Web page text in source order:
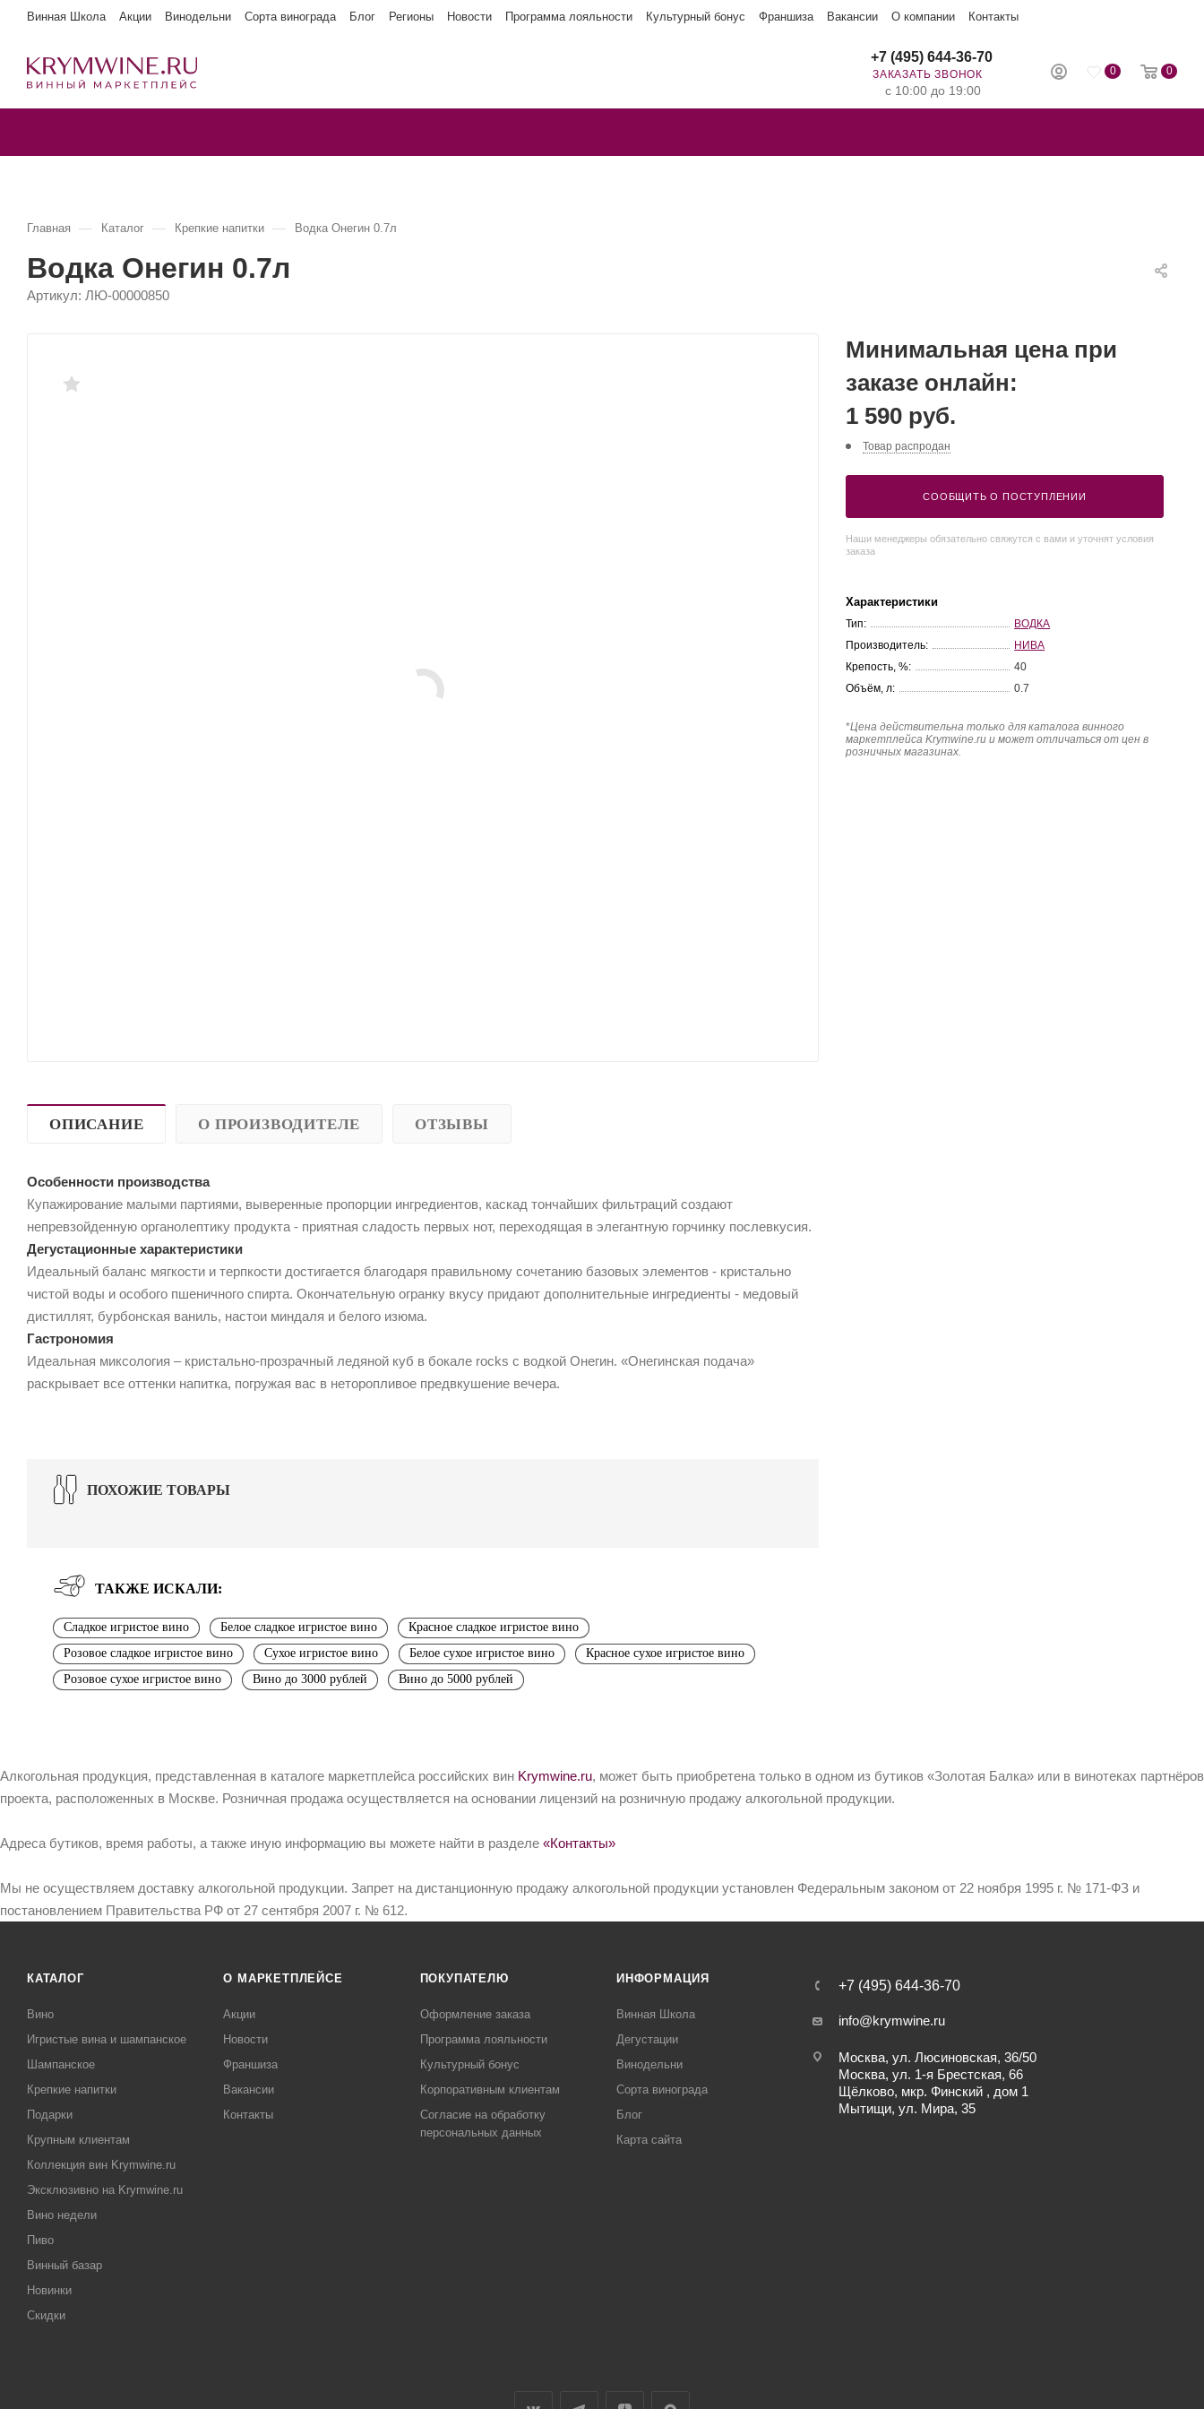
Винная Школа Акции Винодельни Сорта винограда Блог Регионы Новости Программа лояльности Культурный бонус Франшиза Вакансии О компании Контакты
0 0
+7 (495) 644-36-70
ЗАКАЗАТЬ ЗВОНОК
с 10:00 до 19:00
Главная — Каталог — Крепкие напитки — Водка Онегин 0.7л
Водка Онегин 0.7л
Артикул: ЛЮ-00000850
ОПИСАНИЕ О ПРОИЗВОДИТЕЛЕ ОТЗЫВЫ
Особенности производства
Купажирование малыми партиями, выверенные пропорции ингредиентов, каскад тончайших фильтраций создают
непревзойденную органолептику продукта - приятная сладость первых нот, переходящая в элегантную горчинку послевкусия.
Дегустационные характеристики
Идеальный баланс мягкости и терпкости достигается благодаря правильному сочетанию базовых элементов - кристально
чистой воды и особого пшеничного спирта. Окончательную огранку вкусу придают дополнительные ингредиенты - медовый
дистиллят, бурбонская ваниль, настои миндаля и белого изюма.
Гастрономия
Идеальная миксология – кристально-прозрачный ледяной куб в бокале rocks c водкой Онегин. «Онегинская подача»
раскрывает все оттенки напитка, погружая вас в неторопливое предвкушение вечера.
ПОХОЖИЕ ТОВАРЫ
ТАКЖЕ ИСКАЛИ:
Сладкое игристое вино Белое сладкое игристое вино
Красное сладкое игристое вино
Розовое сладкое игристое вино
Сухое игристое вино Белое сухое игристое вино
Красное сухое игристое вино
Розовое сухое игристое вино
Вино до 3000 рублей Вино до 5000 рублей
Минимальная цена при
заказе онлайн:
1 590 руб.
Товар распродан
СООБЩИТЬ О ПОСТУПЛЕНИИ
Наши менеджеры обязательно свяжутся с вами и уточнят условия
заказа
Характеристики
Тип:
ВОДКА
Производитель:
НИВА
Крепость, %:
40
Объём, л:
0.7
*Цена действительна только для каталога винного
маркетплейса Krymwine.ru и может отличаться от цен в
розничных магазинах.
Алкогольная продукция, представленная в каталоге маркетплейса российских вин Krymwine.ru, может быть приобретена только в одном из бутиков «Золотая Балка» или в винотеках партнёров
проекта, расположенных в Москве. Розничная продажа осуществляется на основании лицензий на розничную продажу алкогольной продукции.
Адреса бутиков, время работы, а также иную информацию вы можете найти в разделе «Контакты»
Мы не осуществляем доставку алкогольной продукции. Запрет на дистанционную продажу алкогольной продукции установлен Федеральным законом от 22 ноября 1995 г. № 171-ФЗ и
постановлением Правительства РФ от 27 сентября 2007 г. № 612.
КАТАЛОГ
Вино
Игристые вина и шампанское
Шампанское
Крепкие напитки
Подарки
Крупным клиентам
Коллекция вин Krymwine.ru
Эксклюзивно на Krymwine.ru
Вино недели
Пиво
Винный базар
Новинки
Скидки
О МАРКЕТПЛЕЙСЕ
Акции
Новости
Франшиза
Вакансии
Контакты
ПОКУПАТЕЛЮ
Оформление заказа
Программа лояльности
Культурный бонус
Корпоративным клиентам
Согласие на обработку
персональных данных
ИНФОРМАЦИЯ
Винная Школа
Дегустации
Винодельни
Сорта винограда
Блог
Карта сайта
+7 (495) 644-36-70
info@krymwine.ru
Москва, ул. Люсиновская, 36/50
Москва, ул. 1-я Брестская, 66
Щёлково, мкр. Финский , дом 1
Мытищи, ул. Мира, 35